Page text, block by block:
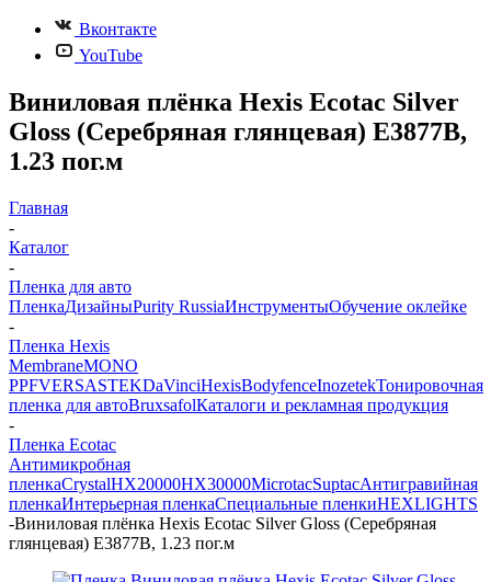
Вконтакте
YouTube
Виниловая плёнка Hexis Ecotac Silver
Gloss (Серебряная глянцевая) E3877B,
1.23 пог.м
Главная
-
Каталог
-
Пленка для авто
ПленкаДизайныPurity RussiaИнструментыОбучение оклейке
-
Пленка Hexis
MembraneMONO
PPFVERSASTEKDaVinciHexisBodyfenceInozetekТонировочная
пленка для автоBruxsafolКаталоги и рекламная продукция
-
Пленка Ecotac
Антимикробная
пленкаCrystalHX20000HX30000MicrotacSuptacАнтигравийная
пленкаИнтерьерная пленкаСпециальные пленкиHEXLIGHTS
-Виниловая плёнка Hexis Ecotac Silver Gloss (Серебряная
глянцевая) E3877B, 1.23 пог.м